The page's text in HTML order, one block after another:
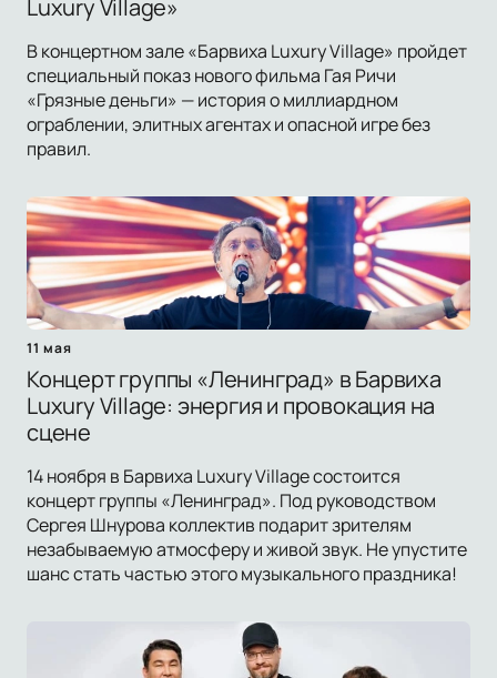
Luxury Village»
В концертном зале «Барвиха Luxury Village» пройдет
специальный показ нового фильма Гая Ричи
«Грязные деньги» — история о миллиардном
ограблении, элитных агентах и опасной игре без
правил.
11 мая
Концерт группы «Ленинград» в Барвиха
Luxury Village: энергия и провокация на
сцене
14 ноября в Барвиха Luxury Village состоится
концерт группы «Ленинград». Под руководством
Сергея Шнурова коллектив подарит зрителям
незабываемую атмосферу и живой звук. Не упустите
шанс стать частью этого музыкального праздника!